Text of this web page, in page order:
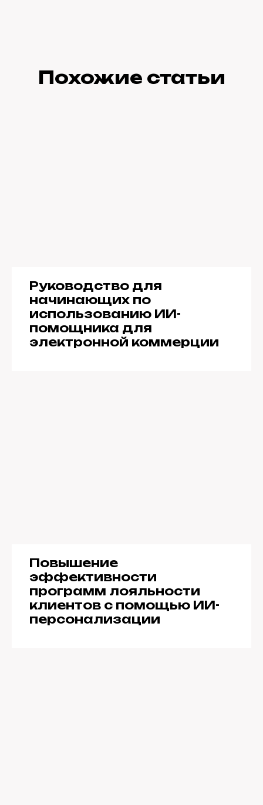
Похожие статьи
Руководство для
начинающих по
использованию ИИ-
помощника для
электронной коммерции
Повышение
эффективности
программ лояльности
клиентов с помощью ИИ-
персонализации